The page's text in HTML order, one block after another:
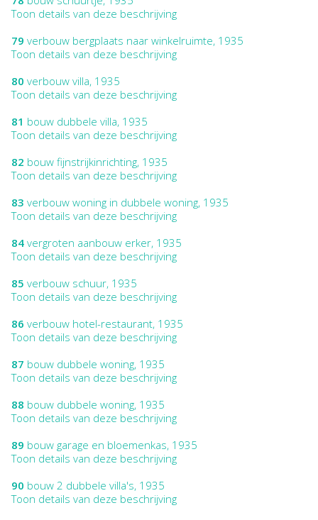
Toon details van deze beschrijving
79 verbouw bergplaats naar winkelruimte, 1935
Toon details van deze beschrijving
80 verbouw villa, 1935
Toon details van deze beschrijving
81 bouw dubbele villa, 1935
Toon details van deze beschrijving
82 bouw fijnstrijkinrichting, 1935
Toon details van deze beschrijving
83 verbouw woning in dubbele woning, 1935
Toon details van deze beschrijving
84 vergroten aanbouw erker, 1935
Toon details van deze beschrijving
85 verbouw schuur, 1935
Toon details van deze beschrijving
86 verbouw hotel-restaurant, 1935
Toon details van deze beschrijving
87 bouw dubbele woning, 1935
Toon details van deze beschrijving
88 bouw dubbele woning, 1935
Toon details van deze beschrijving
89 bouw garage en bloemenkas, 1935
Toon details van deze beschrijving
90 bouw 2 dubbele villa's, 1935
Toon details van deze beschrijving